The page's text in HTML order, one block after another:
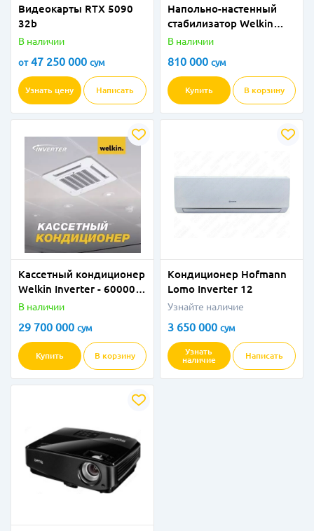
Видеокарты RTX 5090
32b
В наличии
от47 250 000 сум
Узнать цену Написать
Напольно-настенный
стабилизатор Welkin
1000VA
В наличии
810 000 сум
Купить В корзину
Кассетный кондиционер
Welkin Inverter - 60000
BTU
В наличии
29 700 000 сум
Купить В корзину
Кондиционер Hofmann
Lomo Inverter 12
Узнайте наличие
3 650 000 сум
Узнать
наличие
Написать